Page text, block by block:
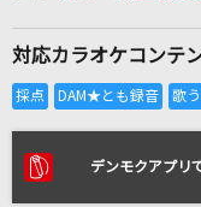
リアルタ
[生音]ラブ・スト
対応カラオケコンテ
デンモクアプリ